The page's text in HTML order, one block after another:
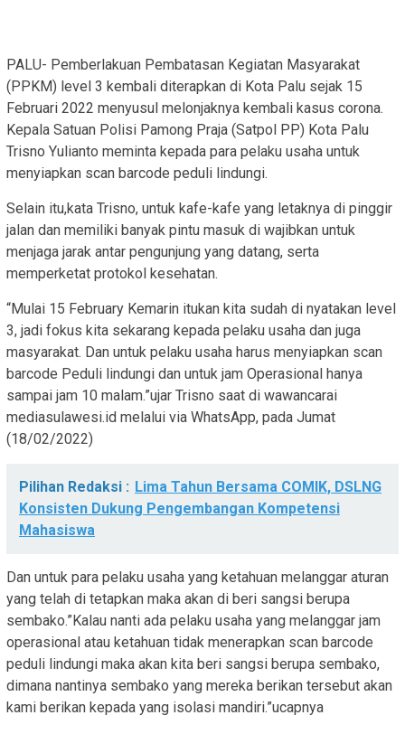
PALU- Pemberlakuan Pembatasan Kegiatan Masyarakat
(PPKM) level 3 kembali diterapkan di Kota Palu sejak 15
Februari 2022 menyusul melonjaknya kembali kasus corona.
Kepala Satuan Polisi Pamong Praja (Satpol PP) Kota Palu
Trisno Yulianto meminta kepada para pelaku usaha untuk
menyiapkan scan barcode peduli lindungi.
Selain itu,kata Trisno, untuk kafe-kafe yang letaknya di pinggir
jalan dan memiliki banyak pintu masuk di wajibkan untuk
menjaga jarak antar pengunjung yang datang, serta
memperketat protokol kesehatan.
“Mulai 15 February Kemarin itukan kita sudah di nyatakan level
3, jadi fokus kita sekarang kepada pelaku usaha dan juga
masyarakat. Dan untuk pelaku usaha harus menyiapkan scan
barcode Peduli lindungi dan untuk jam Operasional hanya
sampai jam 10 malam.”ujar Trisno saat di wawancarai
mediasulawesi.id melalui via WhatsApp, pada Jumat
(18/02/2022)
Pilihan Redaksi : Lima Tahun Bersama COMIK, DSLNG
Konsisten Dukung Pengembangan Kompetensi
Mahasiswa
Dan untuk para pelaku usaha yang ketahuan melanggar aturan
yang telah di tetapkan maka akan di beri sangsi berupa
sembako.”Kalau nanti ada pelaku usaha yang melanggar jam
operasional atau ketahuan tidak menerapkan scan barcode
peduli lindungi maka akan kita beri sangsi berupa sembako,
dimana nantinya sembako yang mereka berikan tersebut akan
kami berikan kepada yang isolasi mandiri.”ucapnya